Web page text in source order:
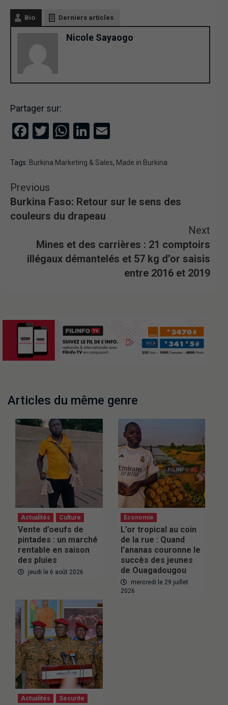
Bio Derniers articles
Nicole Sayaogo
Partager sur:
Facebook
Twitter
WhatsApp
LinkedIn
Tags: Burkina Marketing & Sales, Made in Burkina
Previous
Burkina Faso: Retour sur le sens des
couleurs du drapeau
Next
Mines et des carrières : 21 comptoirs
illégaux démantelés et 57 kg d’or saisis
entre 2016 et 2019
Articles du même genre
Actualités Culture
Vente d’oeufs de
pintades : un marché
rentable en saison
des pluies
jeudi le 6 août 2026
Economie
L’or tropical au coin
de la rue : Quand
l’ananas couronne le
succès des jeunes
de Ouagadougou
mercredi le 29 juillet
2026
Actualités Securite